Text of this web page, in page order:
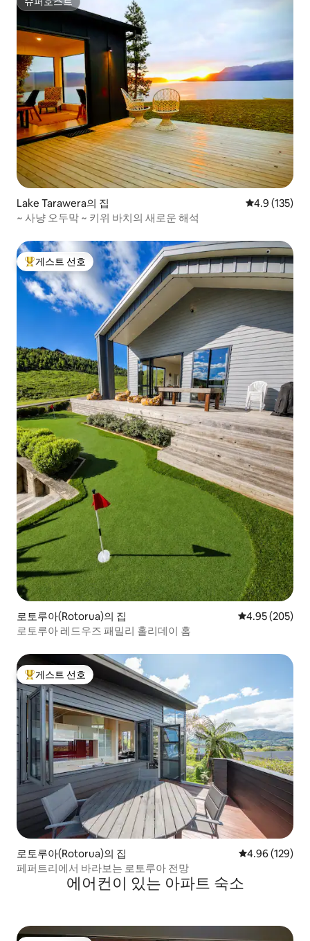
슈퍼호스트
Lake Tarawera의 집 평점 4.9점(5
4.9 (135)
~ 사냥 오두막 ~ 키위 바치의 새로운 해석
상위 게스트 선호
게스트 선호
로토루아(Rotorua)의 집 평점 4.95점(5
4.95 (205)
로토루아 레드우즈 패밀리 홀리데이 홈
상위 게스트 선호
게스트 선호
로토루아(Rotorua)의 집 평점 4.96점(5
4.96 (129)
페퍼트리에서 바라보는 로토루아 전망
에어컨이 있는 아파트 숙소